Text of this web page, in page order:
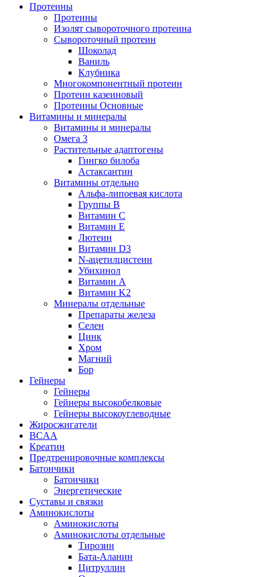
Протеины
Протеины
Изолят сывороточного протеина
Сывороточный протеин
Шоколад
Ваниль
Клубника
Многокомпонентный протеин
Протеин казеиновый
Протеины Основные
Витамины и минералы
Витамины и минералы
Омега 3
Растительные адаптогены
Гингко билоба
Астаксантин
Витамины отдельно
Альфа-липоевая кислота
Группы B
Витамин С
Витамин Е
Лютеин
Витамин D3
N-ацетилцистеин
Убихинол
Витамин А
Витамин K2
Минералы отдельные
Препараты железа
Селен
Цинк
Хром
Магний
Бор
Гейнеры
Гейнеры
Гейнеры высокобелковые
Гейнеры высокоуглеводные
Жиросжигатели
BCAA
Креатин
Предтренировочные комплексы
Батончики
Батончики
Энергетические
Суставы и связки
Аминокислоты
Аминокислоты
Аминокислоты отдельные
Тирозин
Бата-Аланин
Цитруллин